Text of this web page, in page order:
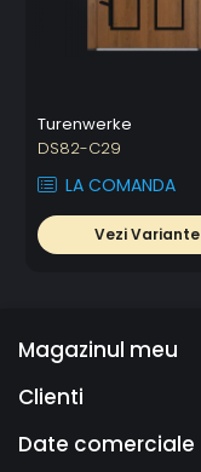
Turenwerke
DS82-C29
LA COMANDA
Vezi Variante
Magazinul meu
Clienti
Date comerciale